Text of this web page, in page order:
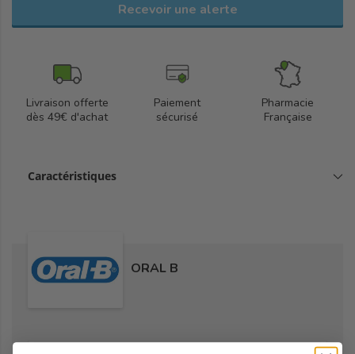
Recevoir une alerte
Livraison offerte
dès 49€ d'achat
Paiement
sécurisé
Pharmacie
Française
Caractéristiques
ORAL B